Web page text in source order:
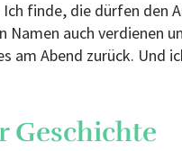
Ich finde, die dürfen den
Namen auch verdienen
am Abend zurück. Und
Geschichte